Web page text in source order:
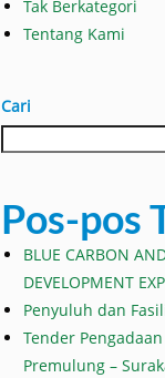
Tak Berkategori
Tentang Kami
Cari
Pos-pos
BLUE CARBON
DEVELOPMENT
Penyuluh dan
Tender
Premulung –